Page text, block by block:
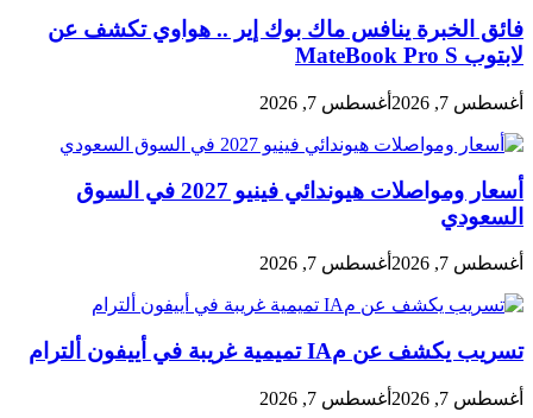
فائق الخبرة ينافس ماك بوك إير .. هواوي تكشف عن
لابتوب MateBook Pro S
أغسطس 7, 2026 أغسطس 7, 2026
أسعار ومواصلات هيوندائي فينيو 2027 في السوق
السعودي
أغسطس 7, 2026 أغسطس 7, 2026
تسريب يكشف عن مIA تميمية غريبة في أييفون ألترام
أغسطس 7, 2026 أغسطس 7, 2026